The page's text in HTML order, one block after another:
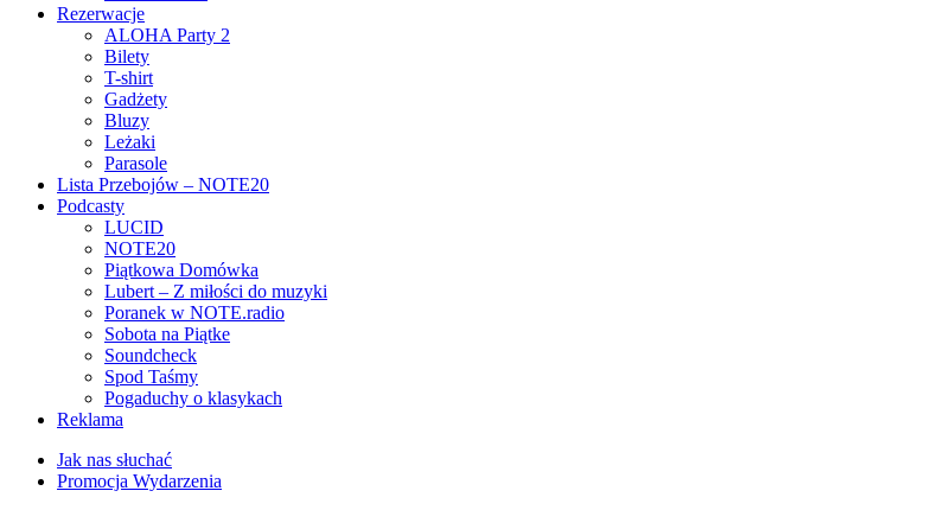
Rezerwacje
ALOHA Party 2
Bilety
T-shirt
Gadżety
Bluzy
Leżaki
Parasole
Lista Przebojów – NOTE20
Podcasty
LUCID
NOTE20
Piątkowa Domówka
Lubert – Z miłości do muzyki
Poranek w NOTE.radio
Sobota na Piątke
Soundcheck
Spod Taśmy
Pogaduchy o klasykach
Reklama
Jak nas słuchać
Promocja Wydarzenia